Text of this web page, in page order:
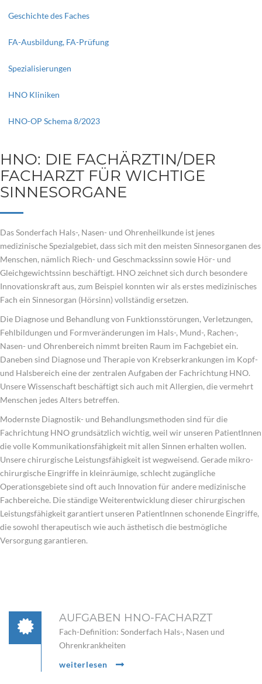
Geschichte des Faches
FA-Ausbildung, FA-Prüfung
Spezialisierungen
HNO Kliniken
HNO-OP Schema 8/2023
HNO: DIE FACHÄRZTIN/DER
FACHARZT FÜR WICHTIGE
SINNESORGANE
Das Sonderfach Hals-, Nasen- und Ohrenheilkunde ist jenes
medizinische Spezialgebiet, dass sich mit den meisten Sinnesorganen des
Menschen, nämlich Riech- und Geschmackssinn sowie Hör- und
Gleichgewichtssinn beschäftigt. HNO zeichnet sich durch besondere
Innovationskraft aus, zum Beispiel konnten wir als erstes medizinisches
Fach ein Sinnesorgan (Hörsinn) vollständig ersetzen.
Die Diagnose und Behandlung von Funktionsstörungen, Verletzungen,
Fehlbildungen und Formveränderungen im Hals-, Mund-, Rachen-,
Nasen- und Ohrenbereich nimmt breiten Raum im Fachgebiet ein.
Daneben sind Diagnose und Therapie von Krebserkrankungen im Kopf-
und Halsbereich eine der zentralen Aufgaben der Fachrichtung HNO.
Unsere Wissenschaft beschäftigt sich auch mit Allergien, die vermehrt
Menschen jedes Alters betreffen.
Modernste Diagnostik- und Behandlungsmethoden sind für die
Fachrichtung HNO grundsätzlich wichtig, weil wir unseren PatientInnen
die volle Kommunikationsfähigkeit mit allen Sinnen erhalten wollen.
Unsere chirurgische Leistungsfähigkeit ist wegweisend. Gerade mikro-
chirurgische Eingriffe in kleinräumige, schlecht zugängliche
Operationsgebiete sind oft auch Innovation für andere medizinische
Fachbereiche. Die ständige Weiterentwicklung dieser chirurgischen
Leistungsfähigkeit garantiert unseren PatientInnen schonende Eingriffe,
die sowohl therapeutisch wie auch ästhetisch die bestmögliche
Versorgung garantieren.
AUFGABEN HNO-FACHARZT
Fach-Definition: Sonderfach Hals-, Nasen und
Ohrenkrankheiten
weiterlesen